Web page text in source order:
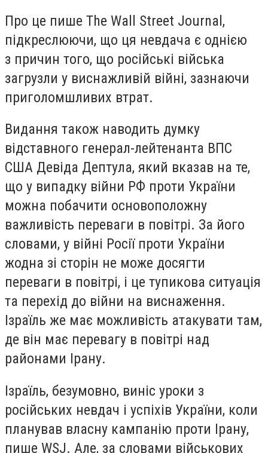
Про це пише The Wall Street Journal,
підкреслюючи, що ця невдача є однією
з причин того, що російські війська
загрузли у виснажливій війні, зазнаючи
приголомшливих втрат.
Видання також наводить думку
відставного генерал-лейтенанта ВПС
США Девіда Дептула, який вказав на те,
що у випадку війни РФ проти України
можна побачити основоположну
важливість переваги в повітрі. За його
словами, у війні Росії проти України
жодна зі сторін не може досягти
переваги в повітрі, і це тупикова ситуація
та перехід до війни на виснаження.
Ізраїль же має можливість атакувати там,
де він має перевагу в повітрі над
районами Ірану.
Ізраїль, безумовно, виніс уроки з
російських невдач і успіхів України, коли
планував власну кампанію проти Ірану,
пише WSJ. Але, за словами військових